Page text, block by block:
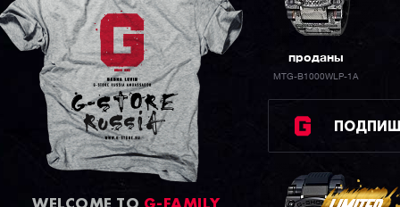
проданы
MTG-B1000WLP-1A